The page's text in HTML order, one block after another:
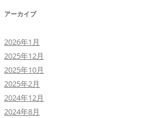
アーカイブ
2026年1月
2025年12月
2025年10月
2025年2月
2024年12月
2024年8月